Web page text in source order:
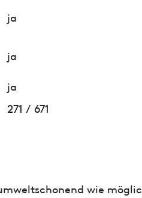
ja
ja
ja
271 / 671
wie